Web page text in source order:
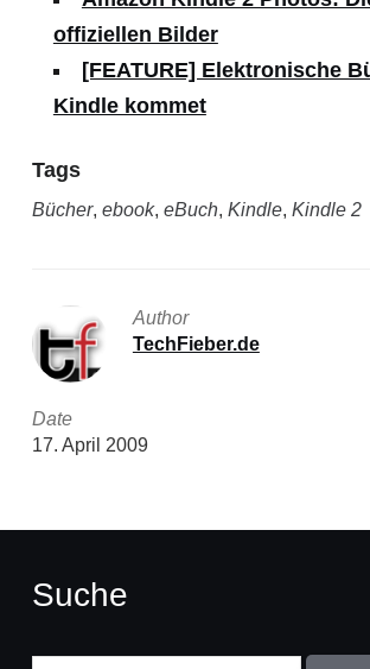
offiziellen Bilder
[FEATURE] Elektronische
Kindle kommet
Tags
Bücher, ebook, eBuch, Kindle, Kindle 2
Author
TechFieber.de
Date
17. April 2009
Suche